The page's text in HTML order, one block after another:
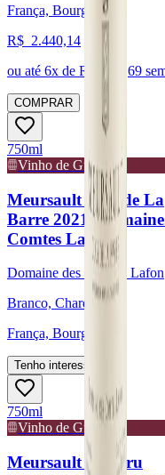
França, Bourgogne
R$ 2.440,14
ou até 6x de R$ 406,69
COMPRAR
750ml
Vinho de Guarda
Meursault Clos de La
Barre 2021 (Domaine
Comtes Lafon)
Domaine des Comtes Lafon
Branco, Chardonnay
França, Bourgogne
Tenho interesse
750ml
Vinho de Guarda
Meursault 1er Cru